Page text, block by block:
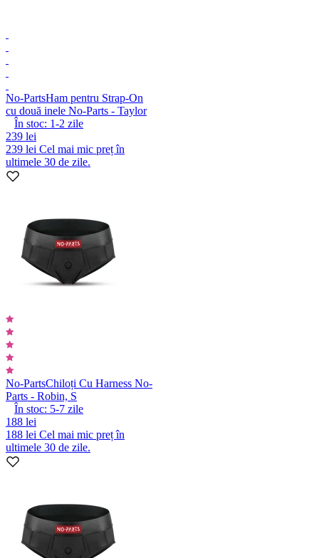
No-PartsHam pentru Strap-On
cu două inele No-Parts - Taylor
În stoc: 1-2 zile
239 lei
239 lei Cel mai mic preț în
ultimele 30 de zile.
No-PartsChiloți Cu Harness No-
Parts - Robin, S
În stoc: 5-7 zile
188 lei
188 lei Cel mai mic preț în
ultimele 30 de zile.